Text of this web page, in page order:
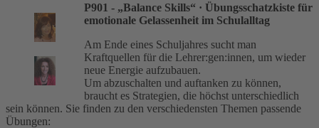
P901 - „Balance Skills“ · Übungsschatzkiste für
emotionale Gelassenheit im Schulalltag
Am Ende eines Schuljahres sucht man
Kraftquellen für die Lehrer:gen:innen, um wieder
neue Energie aufzubauen.
Um abzuschalten und auftanken zu können,
braucht es Strategien, die höchst unterschiedlich
sein können. Sie finden zu den verschiedensten Themen passende
Übungen: